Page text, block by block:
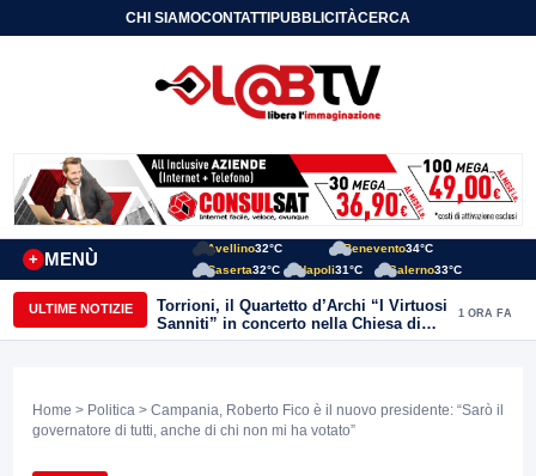
CHI SIAMOCONTATTIPUBBLICITÀCERCA
MENÙ
+
Avellino32°C Benevento34°C
Caserta32°C Napoli31°C Salerno33°C
ULTIME NOTIZIE
Torrioni, il Quartetto d’Archi “I Virtuosi
Sanniti” in concerto nella Chiesa di
San Michele Arcangelo
1 ORA FA
Home > Politica > Campania, Roberto Fico è il nuovo presidente: “Sarò il
governatore di tutti, anche di chi non mi ha votato”